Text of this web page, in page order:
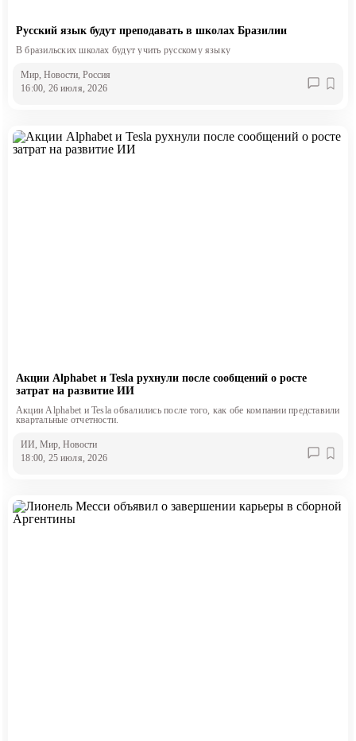
Русский язык будут преподавать в школах Бразилии
В бразильских школах будут учить русскому языку
Мир, Новости, Россия
16:00, 26 июля, 2026
Акции Alphabet и Tesla рухнули после сообщений о росте
затрат на развитие ИИ
Акции Alphabet и Tesla обвалились после того, как обе компании представили
квартальные отчетности.
ИИ, Мир, Новости
18:00, 25 июля, 2026